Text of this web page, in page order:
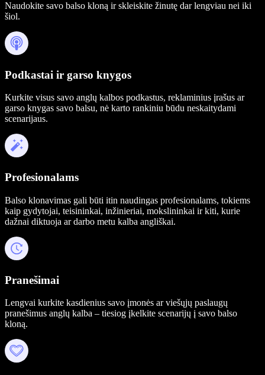
Naudokite savo balso kloną ir skleiskite žinutę dar lengviau nei iki
šiol.
Podkastai ir garso knygos
Kurkite visus savo anglų kalbos podkastus, reklaminius įrašus ar
garso knygas savo balsu, nė karto rankiniu būdu neskaitydami
scenarijaus.
Profesionalams
Balso klonavimas gali būti itin naudingas profesionalams, tokiems
kaip gydytojai, teisininkai, inžinieriai, mokslininkai ir kiti, kurie
dažnai diktuoja ar darbo metu kalba angliškai.
Pranešimai
Lengvai kurkite kasdienius savo įmonės ar viešųjų paslaugų
pranešimus anglų kalba – tiesiog įkelkite scenarijų į savo balso
kloną.